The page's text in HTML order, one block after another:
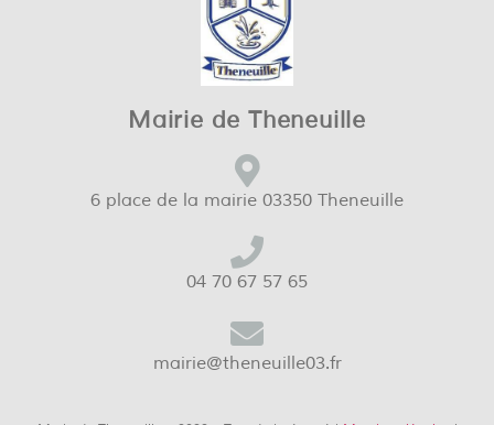
Mairie de Theneuille
6 place de la mairie 03350 Theneuille
04 70 67 57 65
mairie@theneuille03.fr